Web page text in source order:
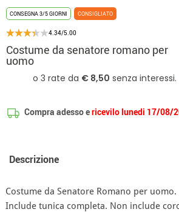
CONSEGNA 3/5 GIORNI CONSIGLIATO
4.34/5.00
Costume da senatore romano per
uomo
Compra adesso ericevilo lunedi 17/08/
Descrizione
Costume da Senatore Romano per
Include tunica completa. Non include